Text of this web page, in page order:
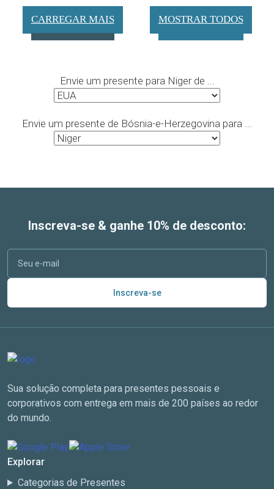
CARREGAR MAIS MOSTRAR TODOS
Envie um presente para Niger de ...
Envie um presente de Bósnia-e-Herzegovina para ...
Inscreva-se & ganhe 10% de desconto:
Inscreva-se
Sua solução completa para presentes pessoais e
corporativos com entrega em mais de 200 países ao redor
do mundo.
Explorar
Categorias de Presentes